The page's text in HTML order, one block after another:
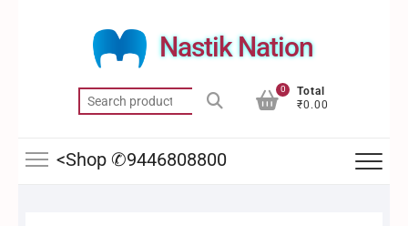
Nastik Nation
Search
for:
0
Total
₹0.00
<Shop ✆9446808800